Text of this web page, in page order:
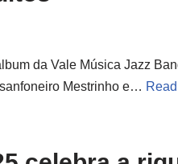
da Vale Música Jazz
Mestrinho e…